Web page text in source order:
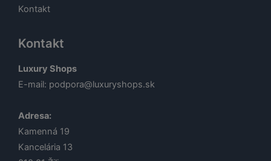
Kontakt
Kontakt
Luxury Shops
E-mail: podpora@luxuryshops.sk
Adresa:
Kamenná 19
Kancelária 13